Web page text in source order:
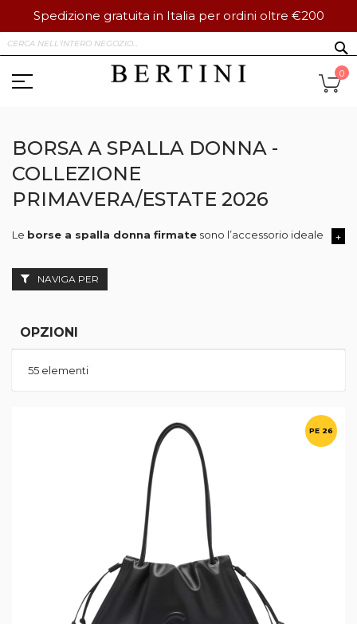
Spedizione gratuita in Italia per ordini oltre €200
al
contenuto
0
BORSA A SPALLA DONNA -
COLLEZIONE
PRIMAVERA/ESTATE 2026
Le borse a spalla donna firmate sono l’accessorio ideale per
Le borse firmate
+
55 elementi
PE 26
NAVIGA PER
OPZIONI